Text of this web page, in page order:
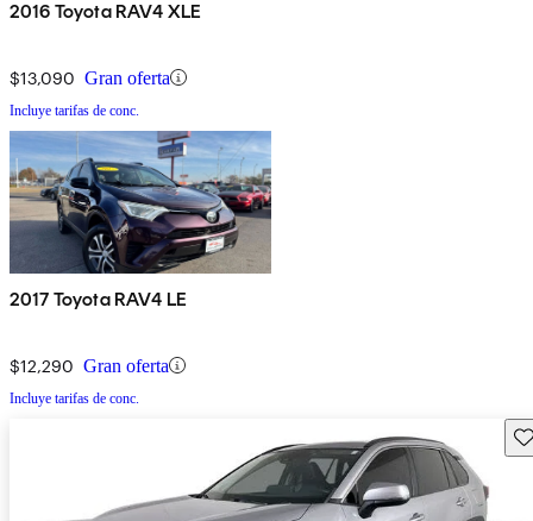
2016 Toyota RAV4 XLE
$13,090 Gran oferta
Incluye tarifas de conc.
2017 Toyota RAV4 LE
$12,290 Gran oferta
Incluye tarifas de conc.